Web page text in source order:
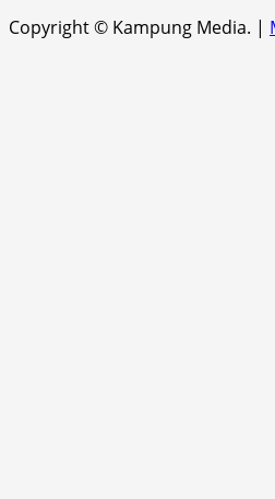
Copyright © Kampung Media. |